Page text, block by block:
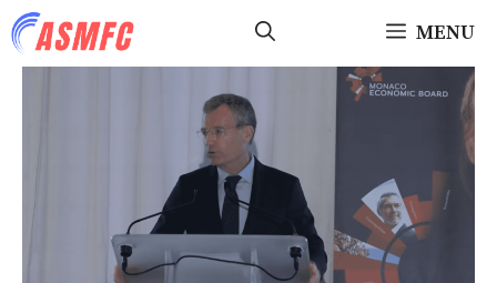
Aller
au
MENU